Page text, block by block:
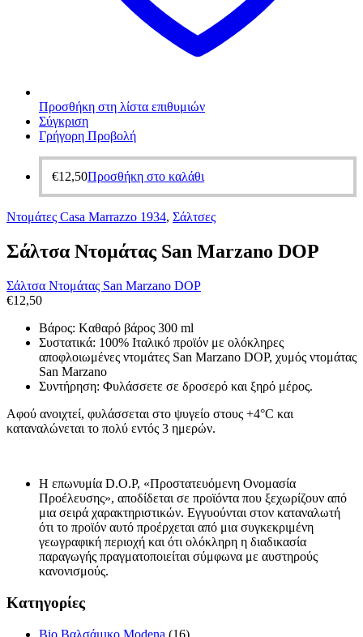
Προσθήκη στη λίστα επιθυμιών
Σύγκριση
Γρήγορη Προβολή
€12,50Προσθήκη στο καλάθι
Ντομάτες Casa Marrazzo 1934, Σάλτσες
Σάλτσα Ντομάτας San Marzano DOP
Σάλτσα Ντομάτας San Marzano DOP
€12,50
Βάρος: Kαθαρό βάρος 300 ml
Συστατικά: 100% Ιταλικό προϊόν με ολόκληρες
αποφλοιωμένες ντομάτες San Marzano DOP, χυμός ντομάτας
San Marzano
Συντήρηση: Φυλάσσετε σε δροσερό και ξηρό μέρος.
Αφού ανοιχτεί, φυλάσσεται στο ψυγείο στους +4°C και
καταναλώνεται το πολύ εντός 3 ημερών.
Η επωνυμία D.O.P, «Προστατευόμενη Ονομασία
Προέλευσης», αποδίδεται σε προϊόντα που ξεχωρίζουν από
μια σειρά χαρακτηριστικών. Εγγυούνται στον καταναλωτή
ότι το προϊόν αυτό προέρχεται από μια συγκεκριμένη
γεωγραφική περιοχή και ότι ολόκληρη η διαδικασία
παραγωγής πραγματοποιείται σύμφωνα με αυστηρούς
κανονισμούς.
Κατηγορίες
Bio Βαλσάμικο Modena (16)